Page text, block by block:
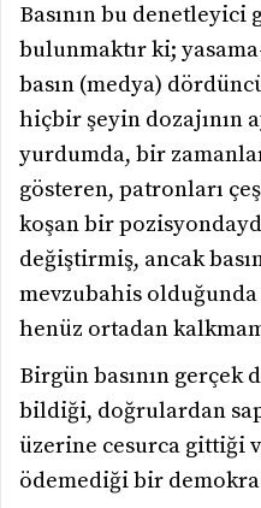
Basının bu
bulunmaktır ki;
basın (medya)
hiçbir şeyin dozajının
yurdumda, bir
gösteren, patronları
koşan bir
değiştirmiş, ancak
mevzubahis
henüz ortadan
Birgün basının
bildiği, doğrulardan
üzerine cesurca gittiği
ödemediği bir